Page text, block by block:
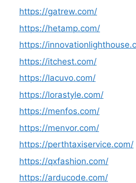
https://gatrew.com/
https://hetamp.com/
https://
https://itchest.com/
https://lacuvo.com/
https://lorastyle.com/
https://menfos.com/
https://menvor.com/
https://perthtaxiservice.com/
https://qxfashion.com/
https://arducode.com/